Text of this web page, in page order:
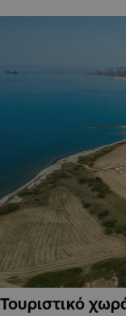
Τουριστικό